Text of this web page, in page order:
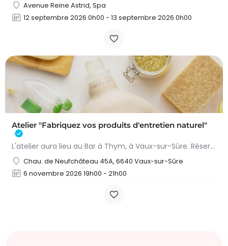
Avenue Reine Astrid, Spa
12 septembre 2026 0h00 - 13 septembre 2026 0h00
Atelier "Fabriquez vos produits d'entretien naturel"
L'atelier aura lieu au Bar à Thym, à Vaux-sur-Sûre. Réservation :
Chau. de Neufchâteau 45A, 6640 Vaux-sur-Sûre
6 novembre 2026 19h00 - 21h00